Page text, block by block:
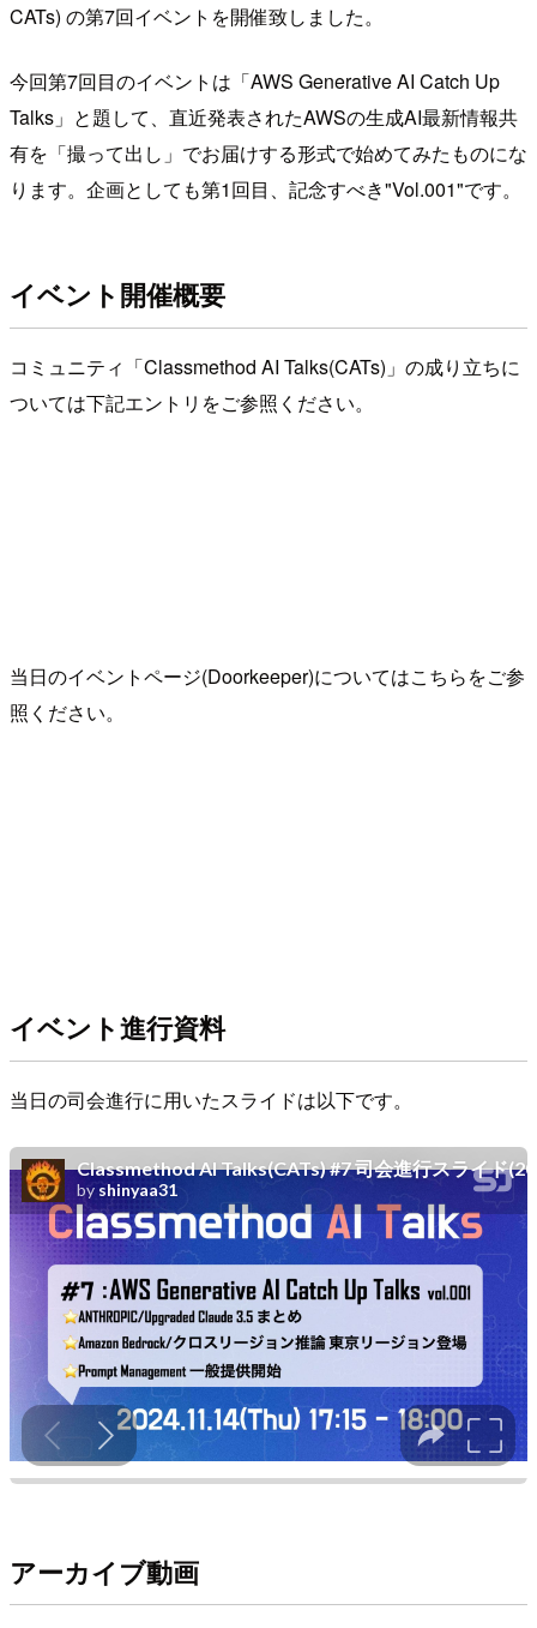
CATs) の第7回イベントを開催致しました。
今回第7回目のイベントは「AWS Generative AI Catch Up
Talks」と題して、直近発表されたAWSの生成AI最新情報共
有を「撮って出し」でお届けする形式で始めてみたものにな
ります。企画としても第1回目、記念すべき"Vol.001"です。
イベント開催概要
コミュニティ「Classmethod AI Talks(CATs)」の成り立ちに
ついては下記エントリをご参照ください。
当日のイベントページ(Doorkeeper)についてはこちらをご参
照ください。
イベント進行資料
当日の司会進行に用いたスライドは以下です。
アーカイブ動画